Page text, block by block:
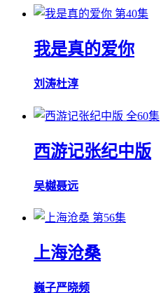
第40集
我是真的爱你
刘涛杜淳
全60集
西游记张纪中版
吴樾聂远
第56集
上海沧桑
巍子严晓频